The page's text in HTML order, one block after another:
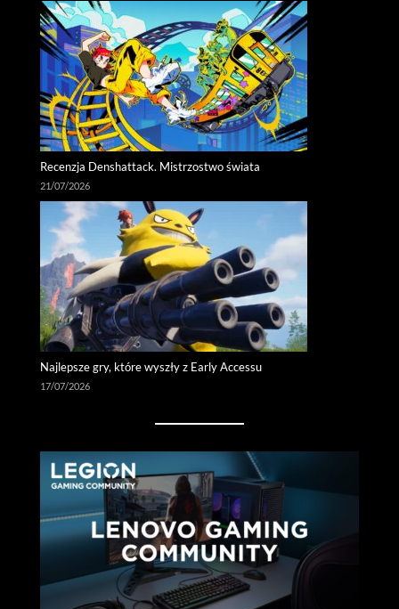
Recenzja Denshattack. Mistrzostwo świata
21/07/2026
Najlepsze gry, które wyszły z Early Accessu
17/07/2026